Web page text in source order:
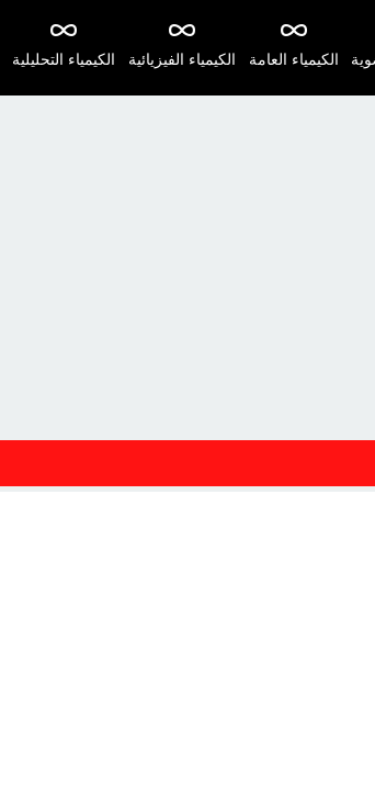
الكيمياء التحليلية الكيمياء الفيزيائية الكيمياء العامة